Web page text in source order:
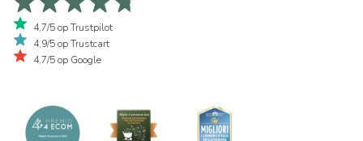
4,7/5 op Trustpilot
4,9/5 op Trustcart
4,7/5 op Google